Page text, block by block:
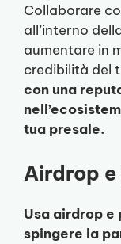
Collaborare
all’interno
aumentare in
credibilità del
con una
tua presale.
Airdrop
Usa airdrop e
spingere la